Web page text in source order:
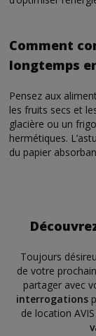
Comment
longtemps
Pensez aux
les fruits secs et
glacière ou un
hermétiques.
du papier
Toujours
de votre
partager avec
interrogations
de location AVIS